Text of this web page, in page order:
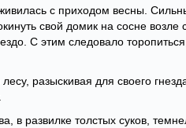
с приходом весны.
свой домик на сосне
С этим следовало
лесу, разыскивая для своего
в развилке толстых суков,